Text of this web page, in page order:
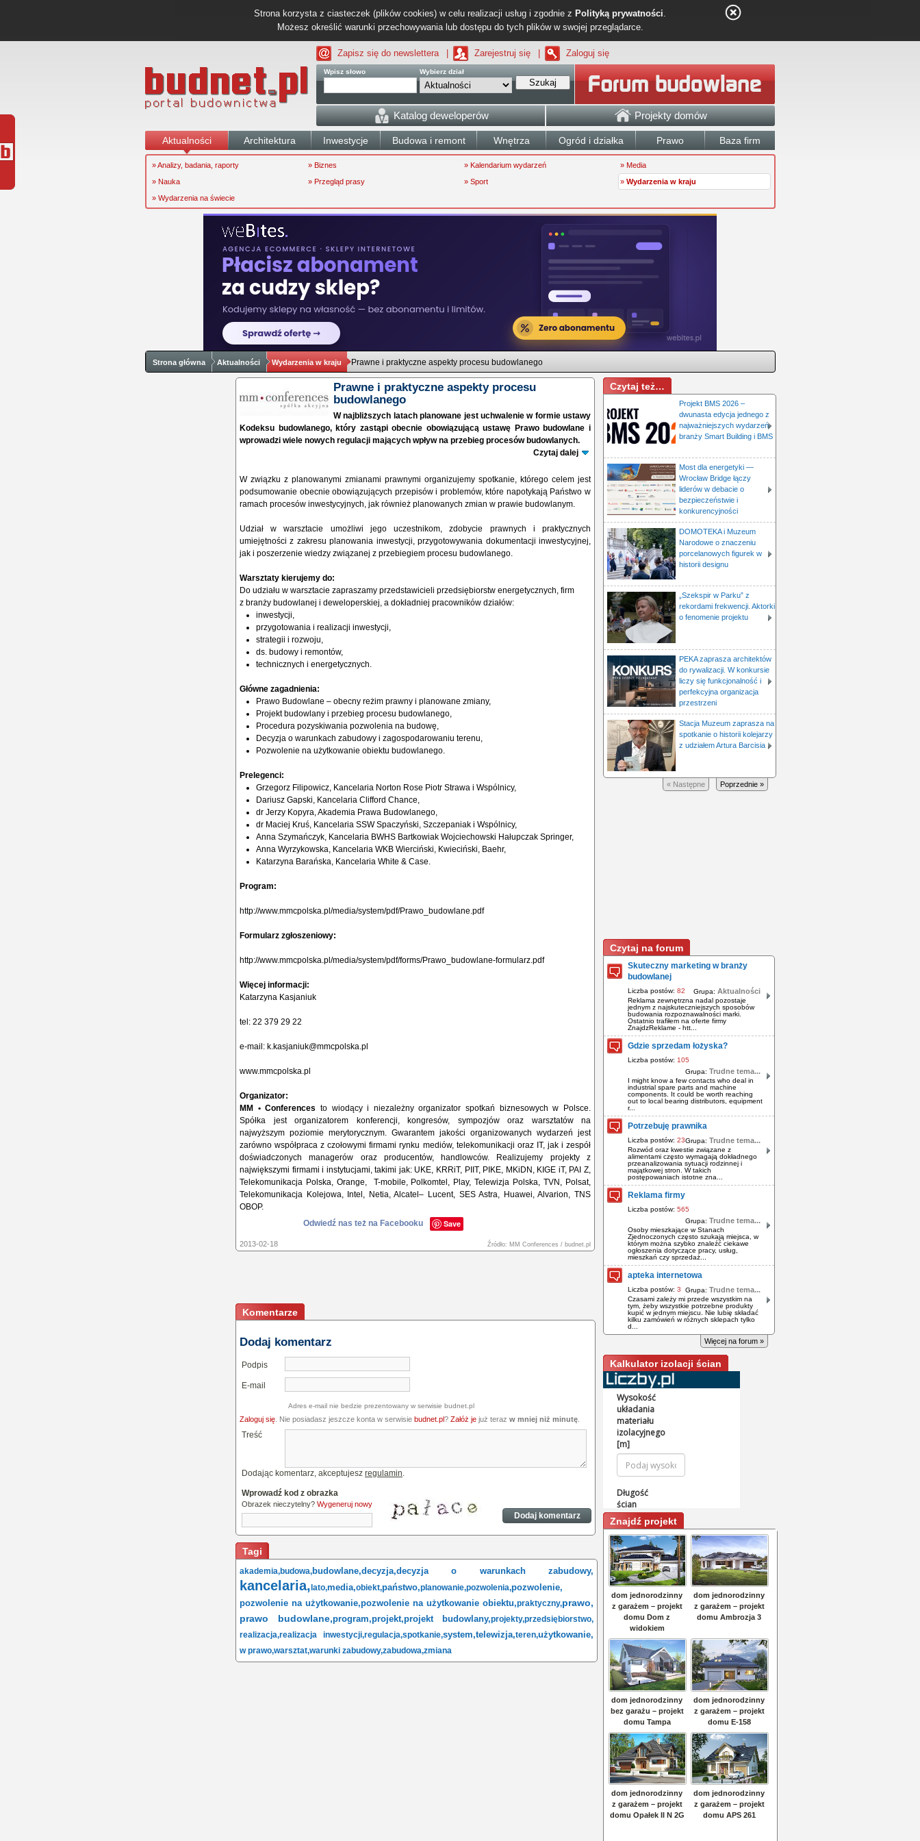
Strona korzysta z ciasteczek (plików cookies) w celu realizacji usług i zgodnie z Polityką prywatności.
Możesz określić warunki przechowywania lub dostępu do tych plików w swojej przeglądarce.
Zapisz się do newslettera Zarejestruj się Zaloguj się
Wpisz słowo Wybierz dział
Szukaj
Katalog deweloperów Projekty domów
Aktualności Architektura Inwestycje Budowa i remont Wnętrza Ogród i działka Prawo Baza firm
» Analizy, badania, raporty » Biznes » Kalendarium wydarzeń
» Media
» Nauka
» Przegląd prasy » Sport » Wydarzenia w kraju
» Wydarzenia na świecie
Strona główna Aktualności Wydarzenia w kraju Prawne i praktyczne aspekty procesu budowlanego
Prawne i praktyczne aspekty procesu
budowlanego
W najbliższych latach planowane jest uchwalenie w formie ustawy
Kodeksu budowlanego, który zastąpi obecnie obowiązującą ustawę Prawo budowlane i
wprowadzi wiele nowych regulacji mających wpływ na przebieg procesów budowlanych.
Czytaj dalej
W związku z planowanymi zmianami prawnymi organizujemy spotkanie, którego celem jest
podsumowanie obecnie obowiązujących przepisów i problemów, które napotykają Państwo w
ramach procesów inwestycyjnych, jak również planowanych zmian w prawie budowlanym.
Udział w warsztacie umożliwi jego uczestnikom, zdobycie prawnych i praktycznych
umiejętności z zakresu planowania inwestycji, przygotowywania dokumentacji inwestycyjnej,
jak i poszerzenie wiedzy związanej z przebiegiem procesu budowlanego.
Warsztaty kierujemy do:
Do udziału w warsztacie zapraszamy przedstawicieli przedsiębiorstw energetycznych, firm
z branży budowlanej i deweloperskiej, a dokładniej pracowników działów:
inwestycji,
przygotowania i realizacji inwestycji,
strategii i rozwoju,
ds. budowy i remontów,
technicznych i energetycznych.
Główne zagadnienia:
Prawo Budowlane – obecny reżim prawny i planowane zmiany,
Projekt budowlany i przebieg procesu budowlanego,
Procedura pozyskiwania pozwolenia na budowę,
Decyzja o warunkach zabudowy i zagospodarowaniu terenu,
Pozwolenie na użytkowanie obiektu budowlanego.
Prelegenci:
Grzegorz Filipowicz, Kancelaria Norton Rose Piotr Strawa i Wspólnicy,
Dariusz Gapski, Kancelaria Clifford Chance,
dr Jerzy Kopyra, Akademia Prawa Budowlanego,
dr Maciej Kruś, Kancelaria SSW Spaczyński, Szczepaniak i Wspólnicy,
Anna Szymańczyk, Kancelaria BWHS Bartkowiak Wojciechowski Hałupczak Springer,
Anna Wyrzykowska, Kancelaria WKB Wierciński, Kwieciński, Baehr,
Katarzyna Barańska, Kancelaria White & Case.
Program:
http://www.mmcpolska.pl/media/system/pdf/Prawo_budowlane.pdf
Formularz zgłoszeniowy:
http://www.mmcpolska.pl/media/system/pdf/forms/Prawo_budowlane-formularz.pdf
Więcej informacji:
Katarzyna Kasjaniuk
tel: 22 379 29 22
e-mail: k.kasjaniuk@mmcpolska.pl
www.mmcpolska.pl
Organizator:
MM • Conferences to wiodący i niezależny organizator spotkań biznesowych w Polsce.
Spółka jest organizatorem konferencji, kongresów, sympozjów oraz warsztatów na
najwyższym poziomie merytorycznym. Gwarantem jakości organizowanych wydarzeń jest
zarówno współpraca z czołowymi firmami rynku mediów, telekomunikacji oraz IT, jak i zespół
doświadczonych managerów oraz producentów, handlowców. Realizujemy projekty z
największymi firmami i instytucjami, takimi jak: UKE, KRRiT, PIIT, PIKE, MKiDN, KIGE iT, PAI Z,
Telekomunikacja Polska, Orange, T-mobile, Polkomtel, Play, Telewizja Polska, TVN, Polsat,
Telekomunikacja Kolejowa, Intel, Netia, Alcatel– Lucent, SES Astra, Huawei, Alvarion, TNS
OBOP.
Odwiedź nas też na Facebooku
Save
2013-02-18 Źródło: MM Conferences / budnet.pl
Komentarze
Dodaj komentarz
Podpis
E-mail
Adres e-mail nie bedzie prezentowany w serwisie budnet.pl
Zaloguj się . Nie posiadasz jeszcze konta w serwisie budnet.pl? Załóż je już teraz w mniej niż minutę
Treść
Dodając komentarz, akceptujesz regulamin.
Wprowadź kod z obrazka
Obrazek nieczytelny? Wygeneruj nowy
Tagi
akademia,budowa,budowlane,decyzja,decyzja o warunkach zabudowy,
kancelaria, lato,media,obiekt,państwo,planowanie,pozwolenia,pozwolenie,
pozwolenie na użytkowanie,pozwolenie na użytkowanie obiektu,praktyczny,prawo,
prawo budowlane,program,projekt,projekt budowlany,projekty,przedsiębiorstwo,
realizacja,realizacja inwestycji,regulacja,spotkanie,system,telewizja,teren,użytkowanie,
w prawo,warsztat,warunki zabudowy,zabudowa,zmiana
Czytaj też…
Projekt BMS 2026 –
dwunasta edycja jednego z
najważniejszych wydarzeń
branży Smart Building i BMS
Most dla energetyki —
Wrocław Bridge łączy
liderów w debacie o
bezpieczeństwie i
konkurencyjności
DOMOTEKA i Muzeum
Narodowe o znaczeniu
porcelanowych figurek w
historii designu
„Szekspir w Parku” z
rekordami frekwencji. Aktorki
o fenomenie projektu
PEKA zaprasza architektów
do rywalizacji. W konkursie
liczy się funkcjonalność i
perfekcyjna organizacja
przestrzeni
Stacja Muzeum zaprasza na
spotkanie o historii kolejarzy
z udziałem Artura Barcisia
Poprzednie »
« Następne
Czytaj na forum
Skuteczny marketing w branży
budowlanej
Liczba postów: 82 Grupa: Aktualności
Reklama zewnętrzna nadal pozostaje
jednym z najskuteczniejszych sposobów
budowania rozpoznawalności marki.
Ostatnio trafiłem na oferte firmy
ZnajdzReklame - htt...
Gdzie sprzedam łożyska?
Liczba postów: 105
Grupa: Trudne tema...
I might know a few contacts who deal in
industrial spare parts and machine
components. It could be worth reaching
out to local bearing distributors, equipment
r...
Potrzebuję prawnika
Liczba postów: 23Grupa: Trudne tema...
Rozwód oraz kwestie związane z
alimentami często wymagają dokładnego
przeanalizowania sytuacji rodzinnej i
majątkowej stron. W takich
postępowaniach istotne zna...
Reklama firmy
Liczba postów: 565
Grupa: Trudne tema...
Osoby mieszkające w Stanach
Zjednoczonych często szukają miejsca, w
którym można szybko znaleźć ciekawe
ogłoszenia dotyczące pracy, usług,
mieszkań czy sprzedaż...
apteka internetowa
Liczba postów: 3 Grupa: Trudne tema...
Czasami zależy mi przede wszystkim na
tym, żeby wszystkie potrzebne produkty
kupić w jednym miejscu. Nie lubię składać
kilku zamówień w różnych sklepach tylko
d...
Więcej na forum »
Kalkulator izolacji ścian
Znajdź projekt